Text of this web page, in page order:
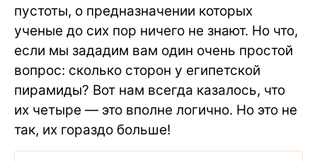
пустоты, о предназначении которых
ученые до сих пор ничего не знают. Но что,
если мы зададим вам один очень простой
вопрос: сколько сторон у египетской
пирамиды? Вот нам всегда казалось, что
их четыре — это вполне логично. Но это не
так, их гораздо больше!